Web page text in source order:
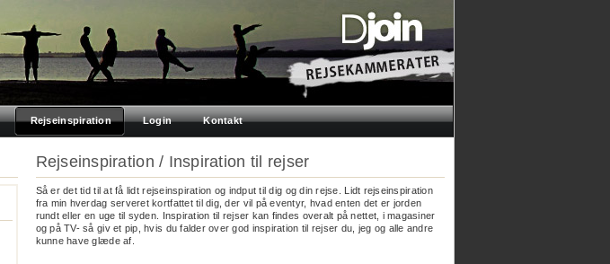
Rejseinspiration Login Kontakt
Rejseinspiration / Inspiration til rejser
Så er det tid til at få lidt rejseinspiration og indput til dig og din rejse. Lidt rejseinspiration
fra min hverdag serveret kortfattet til dig, der vil på eventyr, hvad enten det er jorden
rundt eller en uge til syden. Inspiration til rejser kan findes overalt på nettet, i magasiner
og på TV- så giv et pip, hvis du falder over god inspiration til rejser du, jeg og alle andre
kunne have glæde af.